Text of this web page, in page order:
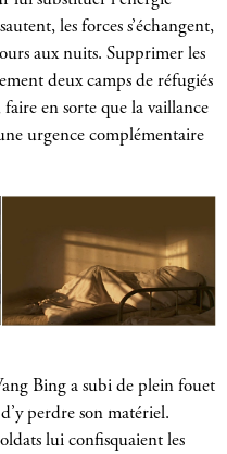
les forces s’échangent,
aux nuits. Supprimer les
deux camps de réfugiés
faire en sorte que la vaillance
urgence complémentaire
Bing a subi de plein fouet
perdre son matériel.
lui confisquaient les